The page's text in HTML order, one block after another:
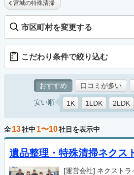
宮城の特殊清掃
市区町村を変更する
こだわり条件で絞り込む
おすすめ 口コミが多い
安い順 1K 1LDK 2LDK
全13社中 1〜10社目を表示中
遺品整理・特殊清掃ネクス
[運営会社] ネクストラ